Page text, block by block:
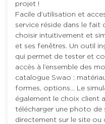
projet !
Facile d’utilisation et
service réside dans le fait
choisir intuitivement et
et ses fenêtres. Un outil
qui permet de tester et
accès à l’ensemble des
catalogue Swao :
formes, options… Le
également le choix client
télécharger une photo de
directement sur le site ou